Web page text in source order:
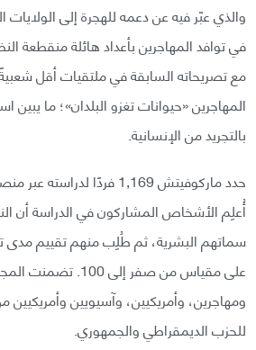
والذي عبّر فيه عن دعمه للهجرة إلى الولايات
في توافد المهاجرين بأعداد هائلة منقطعة
مع تصريحاته السابقة في ملتقيات أقل
المهاجرين «حيوانات تغزو البلدان»؛ ما يبين
بالتجريد من الإنسانية.
حدد ماركوفيتش 1,169 فردًا
أُعلِم الأشخاص المشاركون في الدراسة أن
سماتهم البشرية، ثم طُلِب منهم تقييم
على مقياس من صفر
ومهاجرين، وأمريكيين، وآسيويين
للحزب الديمقراطي والجمهوري.